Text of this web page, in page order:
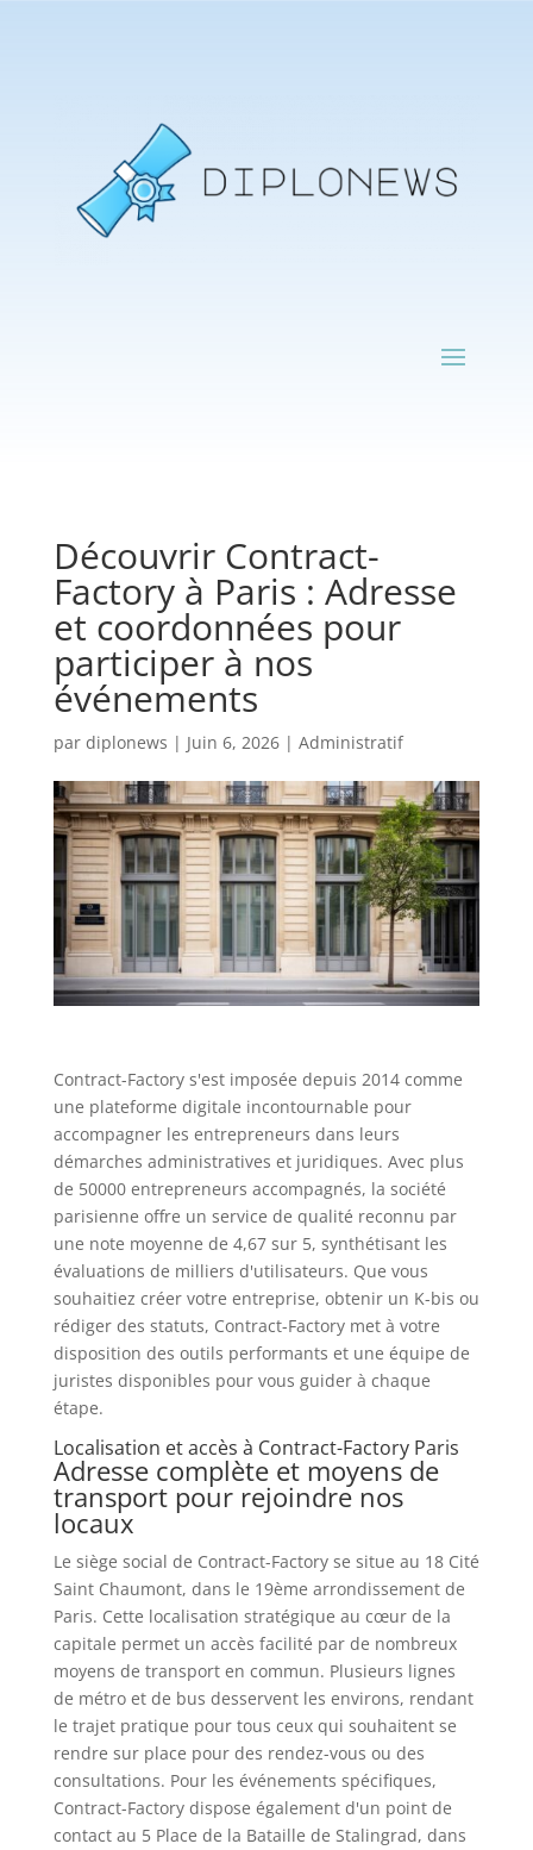
Découvrir Contract-
Factory à Paris : Adresse
et coordonnées pour
participer à nos
événements
par diplonews | Juin 6, 2026| Administratif
Contract-Factory s'est imposée depuis 2014 comme
une plateforme digitale incontournable pour
accompagner les entrepreneurs dans leurs
démarches administratives et juridiques. Avec plus
de 50000 entrepreneurs accompagnés, la société
parisienne offre un service de qualité reconnu par
une note moyenne de 4,67 sur 5, synthétisant les
évaluations de milliers d'utilisateurs. Que vous
souhaitiez créer votre entreprise, obtenir un K-bis ou
rédiger des statuts, Contract-Factory met à votre
disposition des outils performants et une équipe de
juristes disponibles pour vous guider à chaque
étape.
Localisation et accès à Contract-Factory Paris
Adresse complète et moyens de
transport pour rejoindre nos
locaux
Le siège social de Contract-Factory se situe au 18 Cité
Saint Chaumont, dans le 19ème arrondissement de
Paris. Cette localisation stratégique au cœur de la
capitale permet un accès facilité par de nombreux
moyens de transport en commun. Plusieurs lignes
de métro et de bus desservent les environs, rendant
le trajet pratique pour tous ceux qui souhaitent se
rendre sur place pour des rendez-vous ou des
consultations. Pour les événements spécifiques,
Contract-Factory dispose également d'un point de
contact au 5 Place de la Bataille de Stalingrad, dans